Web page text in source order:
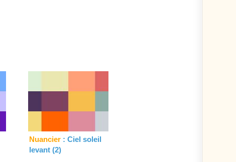
Nuancier : Ciel soleil
levant (2)